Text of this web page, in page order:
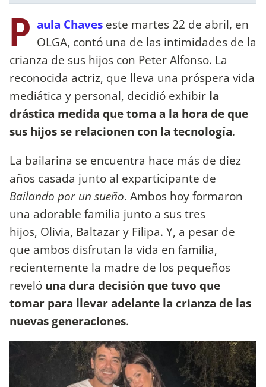
P aula Chaves este martes 22 de abril, en
OLGA, contó una de las intimidades de la
crianza de sus hijos con Peter Alfonso. La
reconocida actriz, que lleva una próspera vida
mediática y personal, decidió exhibir la
drástica medida que toma a la hora de que
sus hijos se relacionen con la tecnología.
La bailarina se encuentra hace más de diez
años casada junto al exparticipante de
Bailando por un sueño. Ambos hoy formaron
una adorable familia junto a sus tres
hijos, Olivia, Baltazar y Filipa. Y, a pesar de
que ambos disfrutan la vida en familia,
recientemente la madre de los pequeños
reveló una dura decisión que tuvo que
tomar para llevar adelante la crianza de las
nuevas generaciones.